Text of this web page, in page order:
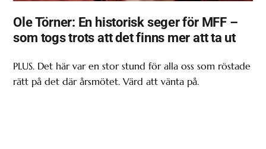
Ole Törner: En historisk seger för MFF –
som togs trots att det finns mer att ta ut
PLUS. Det här var en stor stund för alla oss som röstade
rätt på det där årsmötet. Värd att vänta på.